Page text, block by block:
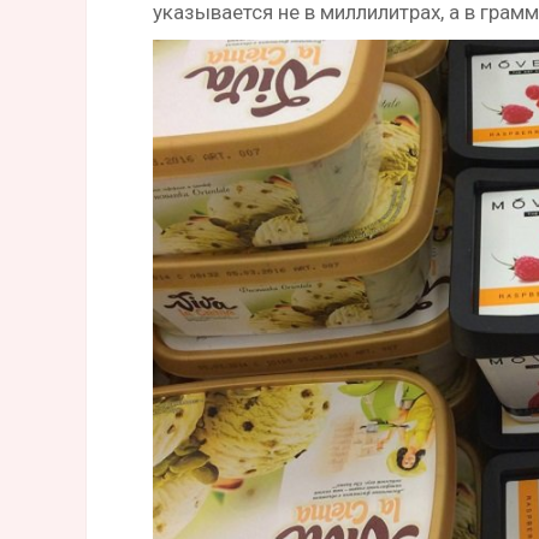
указывается не в миллилитрах, а в